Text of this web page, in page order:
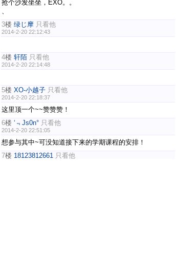
抢个沙发坐坐，EXO。。
、
3楼 绿じ摩 只看他
2014-2-20 22:12:43
4楼 轩陌 只看他
2014-2-20 22:14:48
5楼 XO-小越子 只看他
2014-2-20 22:18:37
这里顶一个~~赞赞赞！
6楼 ‘﹃Js0n° 只看他
2014-2-20 22:51:05
想参与其中~可没知道接下来的学期课程的安排！
7楼 18123812661 只看他